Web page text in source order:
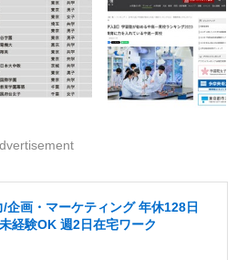
企画・マーケティング 年休128日
経験OK 週2日在宅ワーク